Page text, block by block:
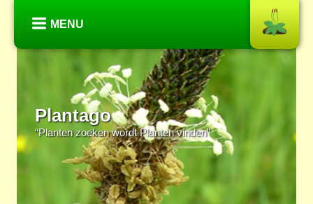
MENU
Plantago
“Planten zoeken wordt Planten vinden”